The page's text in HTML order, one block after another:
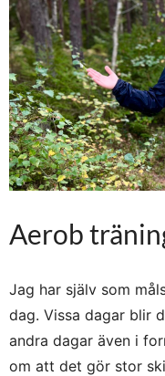
Aerob
Jag har själv som
dag. Vissa dagar blir
andra dagar även i
om att det gör stor